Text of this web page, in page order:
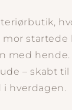
mor
med
– skabt
hverdagen.